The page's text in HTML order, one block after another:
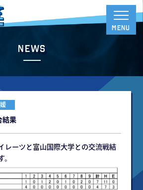
News
結果
レーツと富山国際大学との交流戦結
。